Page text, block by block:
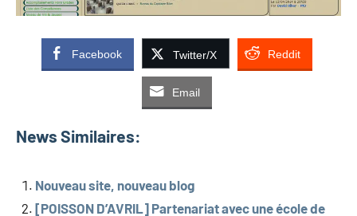
Facebook Twitter/X Reddit
Email
News Similaires:
Nouveau site, nouveau blog
[POISSON D’AVRIL] Partenariat avec une école de